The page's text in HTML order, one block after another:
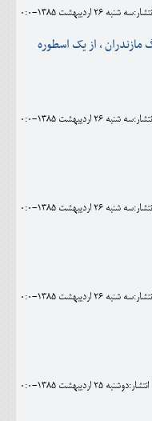
شنبه 26 ارديبهشت 1385-0:0
، از یک اسطوره
شنبه 26 ارديبهشت 1385-0:0
شنبه 26 ارديبهشت 1385-0:0
شنبه 26 ارديبهشت 1385-0:0
انتشار:دوشنبه 25 ارديبهشت 1385-0:0